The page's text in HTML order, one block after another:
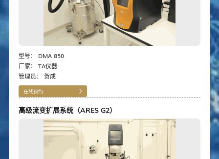
型号： DMA 850
厂家： TA仪器
管理员： 贺成
在线预约
高级流变扩展系统（ARES G2）